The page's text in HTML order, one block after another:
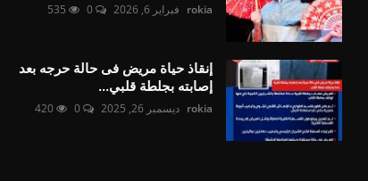
rokia فبراير 6, 2026 0
إنقاذ حياة مريض فى حالة حرجه بعد
إصابته بجلطة قلبي...
rokia ديسمبر 26, 2025 0
420